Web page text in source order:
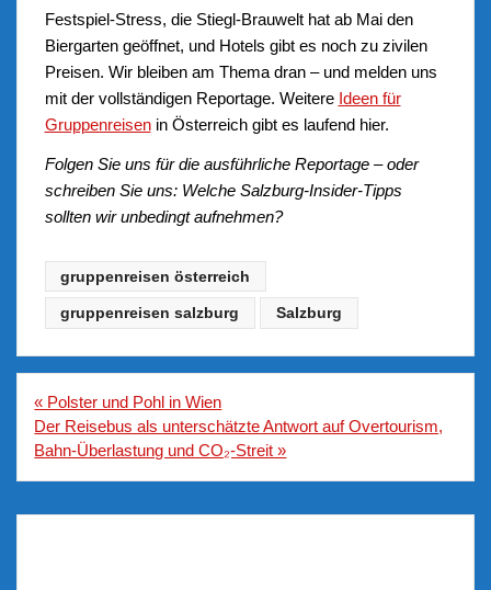
Festspiel-Stress, die Stiegl-Brauwelt hat ab Mai den
Biergarten geöffnet, und Hotels gibt es noch zu zivilen
Preisen. Wir bleiben am Thema dran – und melden uns
mit der vollständigen Reportage. Weitere Ideen für
Gruppenreisenin Österreich gibt es laufend hier.
Folgen Sie uns für die ausführliche Reportage – oder
schreiben Sie uns: Welche Salzburg-Insider-Tipps
sollten wir unbedingt aufnehmen?
gruppenreisen österreich
gruppenreisen salzburg Salzburg
Beitragsnavigation
« Polster und Pohl in Wien
Der Reisebus als unterschätzte Antwort auf Overtourism,
Bahn-Überlastung und CO₂-Streit »